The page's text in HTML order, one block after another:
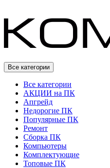
Все категории
Все категории
АКЦИИ на ПК
Апгрейд
Недорогие ПК
Популярные ПК
Ремонт
Сборка ПК
Компьютеры
Комплектующие
Топовые ПК